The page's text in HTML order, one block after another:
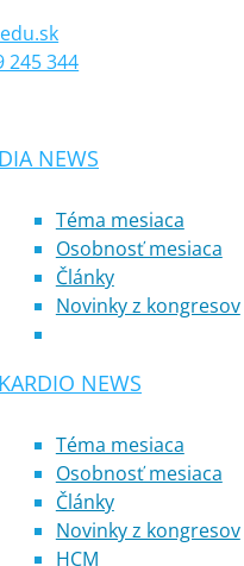
245 344
DIA NEWS
Téma mesiaca
Osobnosť mesiaca
Články
Novinky z kongresov
KARDIO NEWS
Téma mesiaca
Osobnosť mesiaca
Články
Novinky z kongresov
HCM